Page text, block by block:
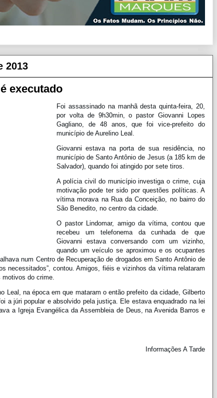
2013
executado
Foi assassinado na manhã desta quinta-feira, 20,
por volta de 9h30min, o pastor Giovanni Lopes
Gagliano, de 48 anos, que foi vice-prefeito do
município de Aurelino Leal.
Giovanni estava na porta de sua residência, no
município de Santo Antônio de Jesus (a 185 km de
Salvador), quando foi atingido por sete tiros.
A polícia civil do município investiga o crime, cuja
motivação pode ter sido por questões políticas. A
vítima morava na Rua da Conceição, no bairro do
São Benedito, no centro da cidade.
O pastor Lindomar, amigo da vítima, contou que
recebeu um telefonema da cunhada de que
Giovanni estava conversando com um vizinho,
quando um veículo se aproximou e os ocupantes
num Centro de Recuperação de drogados em Santo Antônio de
necessitados”, contou. Amigos, fiéis e vizinhos da vítima relataram
do crime.
Leal, na época em que mataram o então prefeito da cidade, Gilberto
a júri popular e absolvido pela justiça. Ele estava enquadrado na lei
a Igreja Evangélica da Assembleia de Deus, na Avenida Barros e
Informações A Tarde